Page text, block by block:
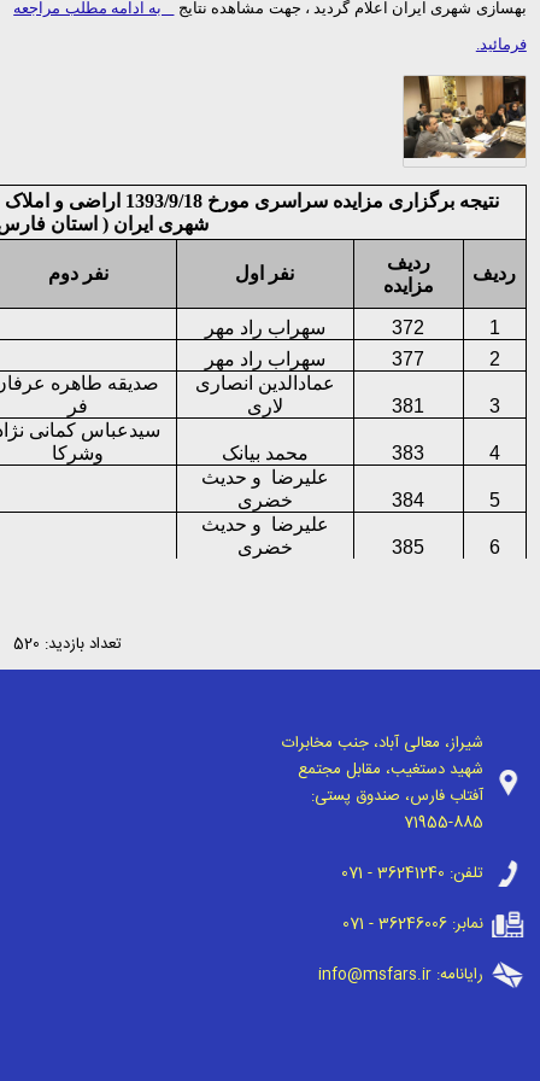
بهسازی شهری ایران اعلام گردید ، جهت مشاهده نتایج
به ادامه مطلب مراجعه
فرمائید.
نتیجه برگزاری مزایده
شهری ایران ( استان
ردیف
ردیف
مزایده
نفر اول نفر دوم
1
372
سهراب راد مهر
2
377 سهراب راد مهر
3
381
عمادالدین انصاری
لاری
صدیقه طاهره
فر
4
383 محمد بیانک
سیدعباس کمانی
وشرکا
5
384
علیرضا و حدیث
خضری
6
385
علیرضا و حدیث
خضری
تعداد بازدید: 520
شیراز، معالی آباد، جنب مخابرات
شهید دستغیب، مقابل مجتمع
آفتاب فارس، صندوق پستی:
71955-885
تلفن: 071 - 36241240
نمابر:071 - 36246006
رایانامه:info@msfars.ir